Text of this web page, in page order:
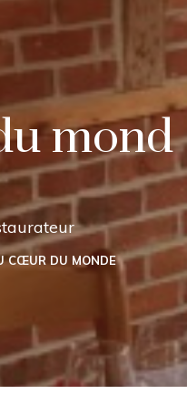
mond
CŒUR DU MONDE